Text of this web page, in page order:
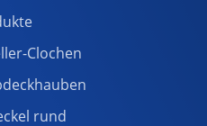
Clochen
rund